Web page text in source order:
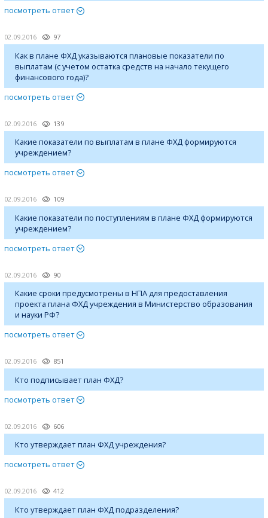
посмотреть ответ
02.09.2016 97
Как в плане ФХД указываются плановые показатели по
выплатам (с учетом остатка средств на начало текущего
финансового года)?
посмотреть ответ
02.09.2016 139
Какие показатели по выплатам в плане ФХД формируются
учреждением?
посмотреть ответ
02.09.2016 109
Какие показатели по поступлениям в плане ФХД формируются
учреждением?
посмотреть ответ
02.09.2016 90
Какие сроки предусмотрены в НПА для предоставления
проекта плана ФХД учреждения в Министерство образования
и науки РФ?
посмотреть ответ
02.09.2016 851
Кто подписывает план ФХД?
посмотреть ответ
02.09.2016 606
Кто утверждает план ФХД учреждения?
посмотреть ответ
02.09.2016 412
Кто утверждает план ФХД подразделения?